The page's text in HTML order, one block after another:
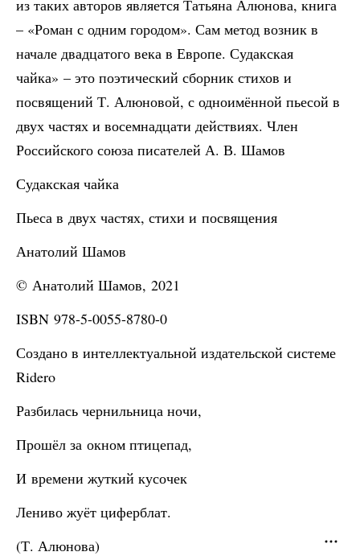
из таких авторов является Татьяна Алюнова, книга
– «Роман с одним городом». Сам метод возник в
начале двадцатого века в Европе. Судакская
чайка» – это поэтический сборник стихов и
посвящений Т. Алюновой, с одноимённой пьесой в
двух частях и восемнадцати действиях. Член
Российского союза писателей А. В. Шамов
Судакская чайка
Пьеса в двух частях, стихи и посвящения
Анатолий Шамов
© Анатолий Шамов, 2021
ISBN 978-5-0055-8780-0
Создано в интеллектуальной издательской системе
Ridero
Разбилась чернильница ночи,
Прошёл за окном птицепад,
И времени жуткий кусочек
Лениво жуёт циферблат.
(Т. Алюнова)